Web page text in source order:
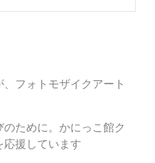
フォトモザイクアート
ために。かにっこ館ク
応援しています